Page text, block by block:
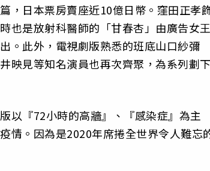
，日本票房賣座近10億日幣。窪田正孝
也是放射科醫師的「甘春杏」由廣告女
。此外，電視劇版熟悉的班底山口紗彌
映見等知名演員也再次齊聚，為系列劃
以『72小時的高牆』、『感染症』為主
情。因為是2020年席捲全世界令人難忘